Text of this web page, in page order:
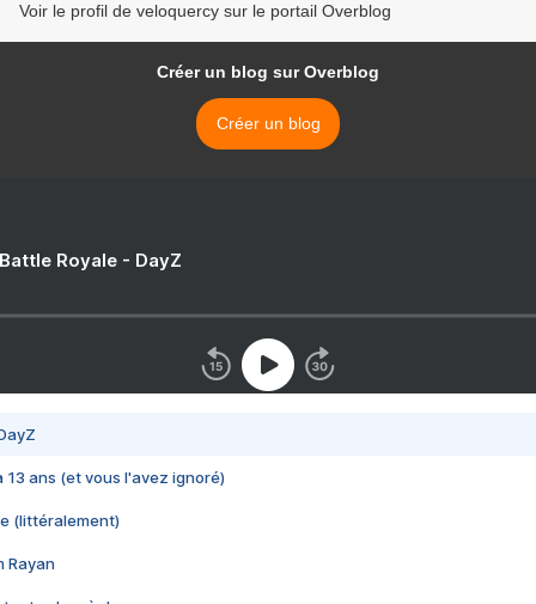
Voir le profil de veloquercy sur le portail Overblog
Créer un blog sur Overblog
Créer un blog
Royale - DayZ
13 ans (et vous l'avez ignoré)
(littéralement)
Rayan